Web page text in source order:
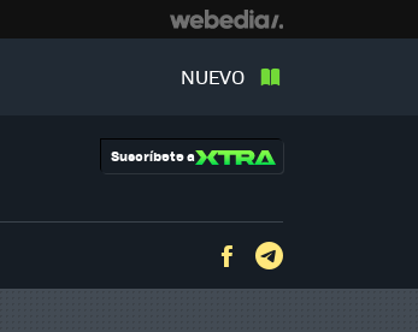
NUEVO
Suscríbete a
Facebook